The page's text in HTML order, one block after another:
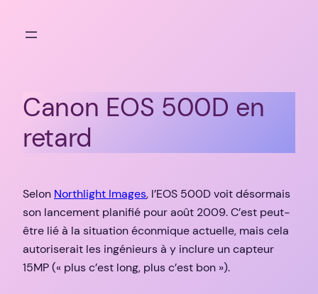
Canon EOS 500D en
retard
Selon Northlight Images, l’EOS 500D voit désormais
son lancement planifié pour août 2009. C’est peut-
être lié à la situation éconmique actuelle, mais cela
autoriserait les ingénieurs à y inclure un capteur
15MP (« plus c’est long, plus c’est bon »).